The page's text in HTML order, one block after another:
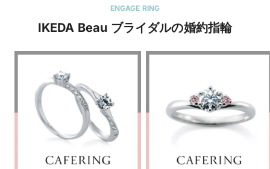
ENGAGE RING
IKEDA Beau ブライダルの婚約指輪